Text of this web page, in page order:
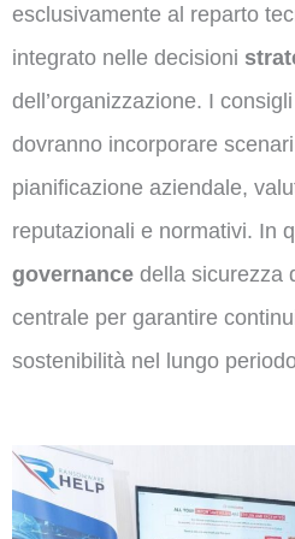
esclusivamente al reparto
integrato nelle decisioni
dell’organizzazione. I
dovranno incorporare
pianificazione aziendale,
reputazionali e normativi. In
governance della sicurezza
centrale per garantire
sostenibilità nel lungo